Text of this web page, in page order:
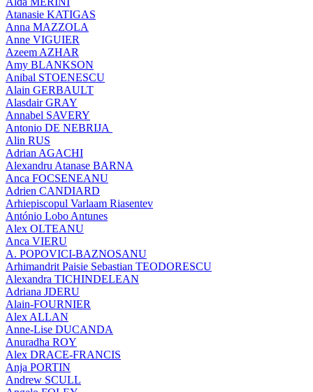
Atanasie KATIGAS
Anna MAZZOLA
Anne VIGUIER
Azeem AZHAR
Amy BLANKSON
Anibal STOENESCU
Alain GERBAULT
Alasdair GRAY
Annabel SAVERY
Antonio DE NEBRIJA
Alin RUS
Adrian AGACHI
Alexandru Atanase BARNA
Anca FOCSENEANU
Adrien CANDIARD
Arhiepiscopul Varlaam Riasentev
António Lobo Antunes
Alex OLTEANU
Anca VIERU
A. POPOVICI-BAZNOSANU
Arhimandrit Paisie Sebastian TEODORESCU
Alexandra TICHINDELEAN
Adriana JDERU
Alain-FOURNIER
Alex ALLAN
Anne-Lise DUCANDA
Anuradha ROY
Alex DRACE-FRANCIS
Anja PORTIN
Andrew SCULL